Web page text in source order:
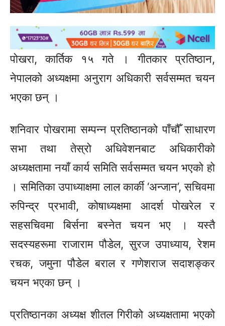
पोखरा, कार्तिक १५ गते । गीतकार प्रतिष्ठान,
नेपालको अध्यक्षमा अनुराग अधिकारी सर्वसम्मत चयन
भएका छन् ।
शनिवार पोखरामा सम्पन्न प्रतिष्ठानको पाँचौँ साधारण
सभा तथा तेस्रो अधिवेशनबाट अधिकारीको
अध्यक्षतामा नयाँ कार्य समिति सर्वसम्मत चयन भएको हो
। समितिका उपाध्याक्षमा लाल कार्की ‘अन्जान’, सचिवमा
रुपिन्द्र प्रभावी, कोषाध्यक्षमा आदर्श पोखरेल र
सहसचिवमा बिर्सना बस्नेत चयन भए । यस्तै
सदस्यहरूमा राजाराम पौडेल, सुरज उपाध्याय, रेशम
रचक, जमुना पौडेल बराल र गणेशराज सदाशङ्कर
चयन भएका छन् ।
प्रतिष्ठानका अध्यक्ष शीतल गिरीको अध्यक्षतामा भएको